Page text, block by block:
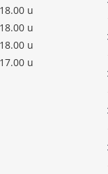
u
u
u
u